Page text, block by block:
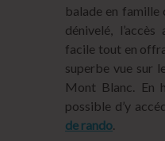
balade en famille
dénivelé,
facile tout en
superbe vue sur
Mont Blanc. En
possible d’y
de rando.